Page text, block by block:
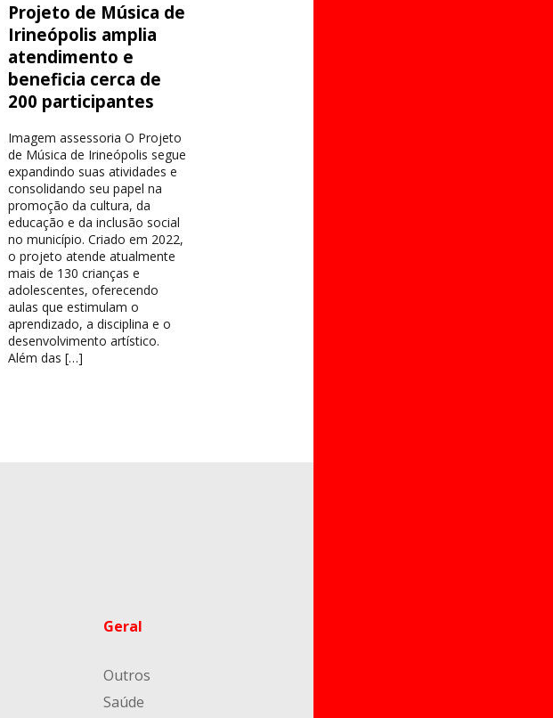
Projeto de Música de
Irineópolis amplia
atendimento e
beneficia cerca de
200 participantes
Imagem assessoria O Projeto
de Música de Irineópolis segue
expandindo suas atividades e
consolidando seu papel na
promoção da cultura, da
educação e da inclusão social
no município. Criado em 2022,
o projeto atende atualmente
mais de 130 crianças e
adolescentes, oferecendo
aulas que estimulam o
aprendizado, a disciplina e o
desenvolvimento artístico.
Além das […]
Geral
Outros
Saúde